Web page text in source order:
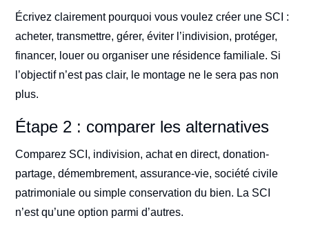
Écrivez clairement pourquoi vous voulez créer une SCI :
acheter, transmettre, gérer, éviter l’indivision, protéger,
financer, louer ou organiser une résidence familiale. Si
l’objectif n’est pas clair, le montage ne le sera pas non
plus.
Étape 2 : comparer les alternatives
Comparez SCI, indivision, achat en direct, donation-
partage, démembrement, assurance-vie, société civile
patrimoniale ou simple conservation du bien. La SCI
n’est qu’une option parmi d’autres.